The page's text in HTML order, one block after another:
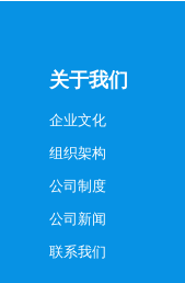
关于我们
企业文化
组织架构
公司制度
公司新闻
联系我们